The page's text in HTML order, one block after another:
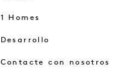
1 Homes
Desarrollo
Contacte con nosotros